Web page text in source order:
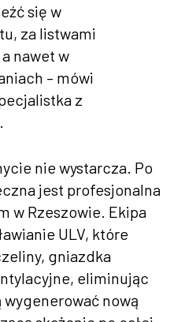
się w
za listwami
nawet w
– mówi
z
nie wystarcza. Po
jest profesjonalna
w Rzeszowie. Ekipa
ULV, które
gniazdka
eliminując
wygenerować nową